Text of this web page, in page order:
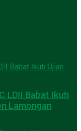
LDII Babat Ikuti
Lamongan